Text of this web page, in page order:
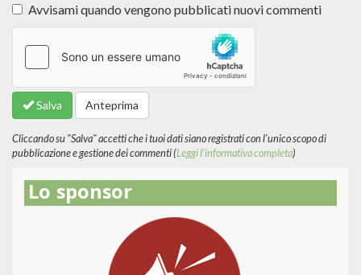
informazioni
formati
del
Avvisami quando vengono pubblicati nuovi commenti
Salva Anteprima
Cliccando su "Salva" accetti che i tuoi dati siano registrati con l'unico scopo di
pubblicazione e gestione dei commenti (Leggi l'informativa completa)
Lo sponsor